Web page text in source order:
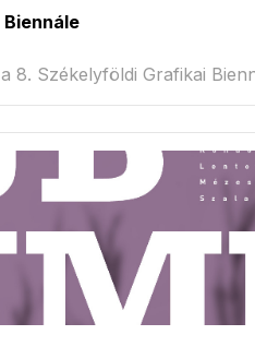
8. Székelyföldi Grafikai